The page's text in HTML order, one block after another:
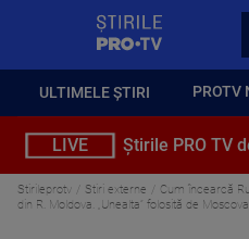
ULTIMELE ȘTIRI PROTV
LIVE Știrile PRO TV
Stirileprotv Stiri externe
Cum încearcă
din R. Moldova. „Unealta” folosită de